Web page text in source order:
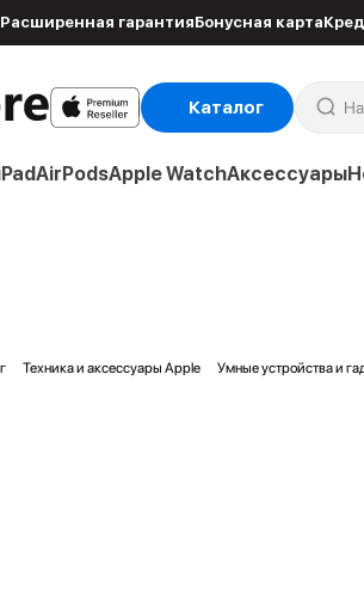
Расширенная гарантияБонусная карта
Каталог
AirPodsApple WatchАксессуары
Техника и аксессуары Apple Умные устройства и